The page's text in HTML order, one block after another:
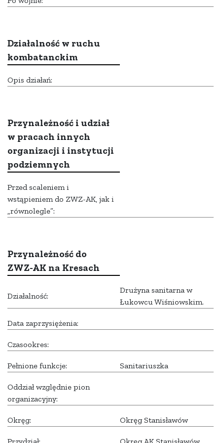
Działalność w ruchu
kombatanckim
Opis działań:
Przynależność i udział
w pracach innych
organizacji i instytucji
podziemnych
Przed scaleniem i
wstąpieniem do ZWZ-AK, jak i
„równolegle”:
Przynależność do
ZWZ-AK na Kresach
Działalność:
Drużyna sanitarna w
Łukowcu Wiśniowskim.
Data zaprzysiężenia:
Czasookres:
Pełnione funkcje: Sanitariuszka
Oddział względnie pion
organizacyjny:
Okręg: Okręg Stanisławów